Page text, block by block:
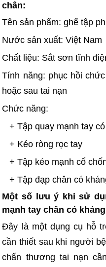
chân:
Tên sản phẩm: ghế tập
Nước sản xuất: Việt Nam
Chất liệu: Sắt sơn tĩnh
Tính năng: phục hồi
hoặc sau tai nạn
Chức năng:
+ Tập quay mạnh tay
+ Kéo ròng rọc tay
+ Tập kéo mạnh cổ
+ Tập đạp chân có
Một số lưu ý khi sử
mạnh tay chân có
Đây là một dụng cụ hỗ
cần thiết sau khi người
chấn thương tai nạn